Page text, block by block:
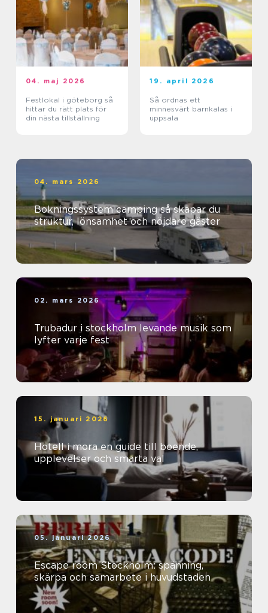
04. maj 2026
Festlokal i göteborg så
hittar du rätt plats för
din nästa tillställning
19. april 2026
Så ordnas ett
minnesvärt barnkalas i
uppsala
04. mars 2026
Bokningssystem camping så skapar du
struktur, lönsamhet och nöjdare gäster
02. mars 2026
Trubadur i stockholm levande musik som
lyfter varje fest
15. januari 2026
Hotell i mora en guide till boende,
upplevelser och smarta val
05. januari 2026
Escape room Stockholm: spänning,
skärpa och samarbete i huvudstaden